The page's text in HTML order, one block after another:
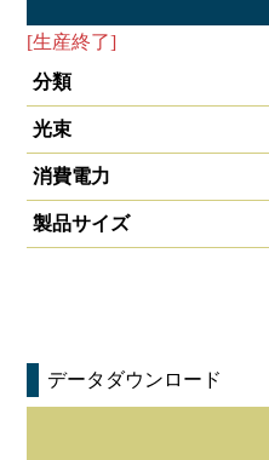
[生産終了]
分類
光束
消費電力
製品サイズ
データダウンロード